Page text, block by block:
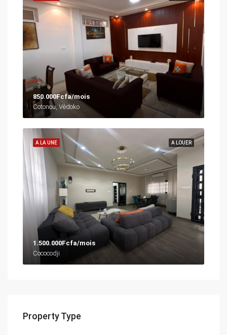
850.000Fcfa/mois
Cotonou, Vèdoko
A LOUER
A LA UNE
1.500.000Fcfa/mois
Cococodji
Property Type